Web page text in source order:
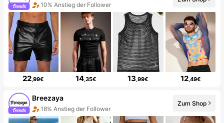
10% Anstieg der Follower
22,99€ 14,35€ 13,99€ 12,49€
Breezaya
18% Anstieg der Follower
Zum Shop